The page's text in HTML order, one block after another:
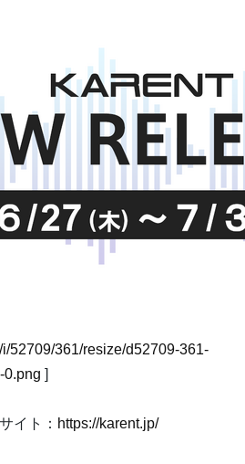
i/52709/361/resize/d52709-361-
0.png ]
イト： https://karent.jp/